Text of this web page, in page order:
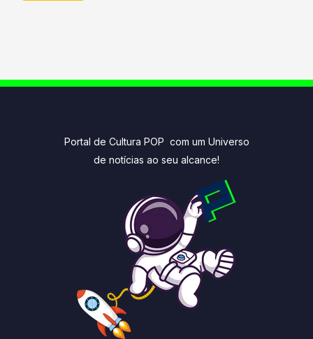
Portal de Cultura POP com um Universo
de notícias ao seu alcance!